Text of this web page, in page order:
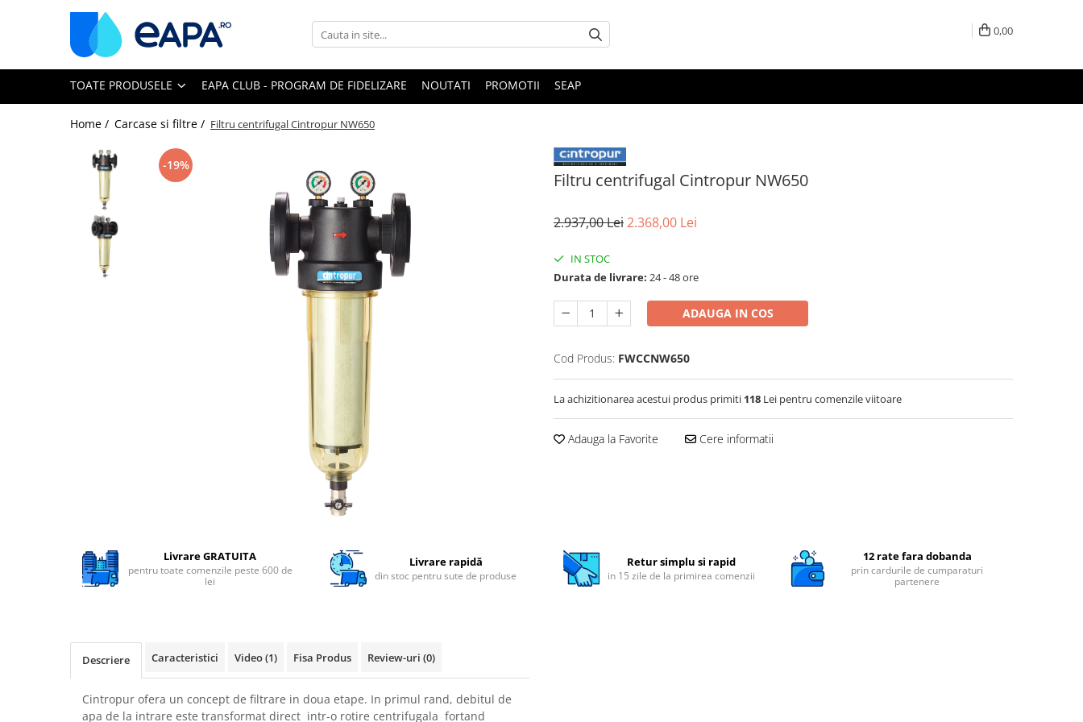
Toate Produsele
Dedurizare
Dedurizator tip Cabinet
Dedurizator Simplex
Dedurizator Duplex
Filtre Big Blue 10"
Cartuse Big Blue 20"
Seturi de cartuse
Cartuse diverse
0,00
TOATE PRODUSELE EAPA CLUB - PROGRAM DE FIDELIZARE NOUTATI PROMOTII SEAP
Home / Carcase si filtre / Filtru centrifugal Cintropur NW650
Filtru centrifugal Cintropur NW650
-19%
2.937,00 Lei2.368,00 Lei
IN STOC
Durata de livrare: 24 - 48 ore
ADAUGA IN COS
Cod Produs: FWCCNW650
La achizitionarea acestui produs primiti 118 Lei pentru comenzile viitoare
Adauga la Favorite Cere informatii
Livrare GRATUITA
pentru toate comenzile peste 600 de
lei
Livrare rapidă
din stoc pentru sute de produse
Retur simplu si rapid
in 15 zile de la primirea comenzii
12 rate fara dobanda
prin cardurile de cumparaturi
partenere
Descriere Caracteristici Video(1) Fisa Produs Review-uri (0)
Cintropur ofera un concept de filtrare in doua etape. In primul rand, debitul de
apa de la intrare este transformat direct intr-o rotire centrifugala fortand